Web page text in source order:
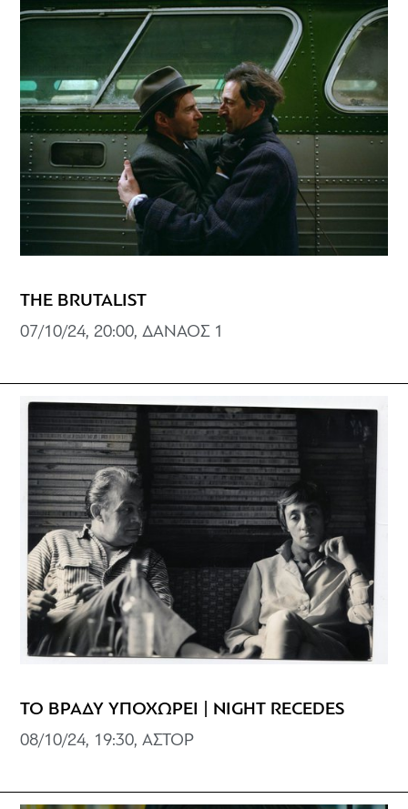
THE BRUTALIST
07/10/24, 20:00, ΔΑΝΑΟΣ 1
ΤΟ ΒΡΑΔΥ ΥΠΟΧΩΡΕΙ | NIGHT RECEDES
08/10/24, 19:30, ΑΣΤΟΡ